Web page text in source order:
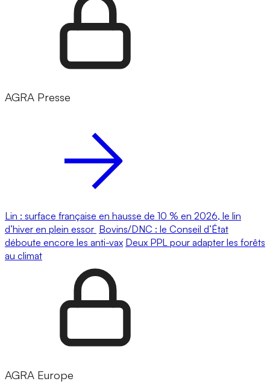
AGRA Presse
Lin : surface française en hausse de 10 % en 2026, le lin
d’hiver en plein essor Bovins/DNC : le Conseil d’État
déboute encore les anti-vax Deux PPL pour adapter les forêts
au climat
AGRA Europe